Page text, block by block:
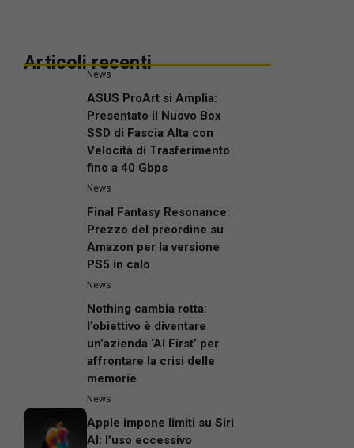
Articoli recenti
News
ASUS ProArt si Amplia:
Presentato il Nuovo Box
SSD di Fascia Alta con
Velocità di Trasferimento
fino a 40 Gbps
News
Final Fantasy Resonance:
Prezzo del preordine su
Amazon per la versione
PS5 in calo
News
Nothing cambia rotta:
l’obiettivo è diventare
un’azienda ‘AI First’ per
affrontare la crisi delle
memorie
News
Apple impone limiti su Siri
AI: l’uso eccessivo